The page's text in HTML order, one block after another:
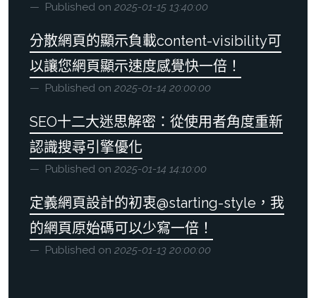
Published on 2025-01-15 13:40:00
分散網頁的顯示負載content-visibility可
以讓您網頁顯示速度感覺快一倍！
Published on 2025-01-14 20:00:00
SEO十二大迷思解密：從使用者角度重新
認識搜尋引擎優化
Published on 2025-01-14 14:10:00
定義網頁設計的初衷@starting-style，我
的網頁原始碼可以少寫一倍！
Published on 2025-01-13 20:00:00